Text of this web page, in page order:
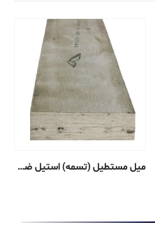
میل مستطیل (تسمه) استیل ضد زنگ – ضخامت ۰٫۴۷۶۲۵ ، عرض ۱٫۲۷ سانتی متر – ۳۰۴/۳۰۴L